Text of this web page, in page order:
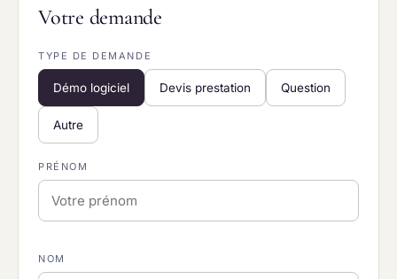
Votre demande
TYPE DE DEMANDE
Démo logiciel Devis prestation Question
Autre
PRÉNOM
NOM